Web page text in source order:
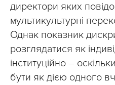
директори яких
мультикультурні
Однак показник
розглядатися як
інституційно –
бути як дією одного